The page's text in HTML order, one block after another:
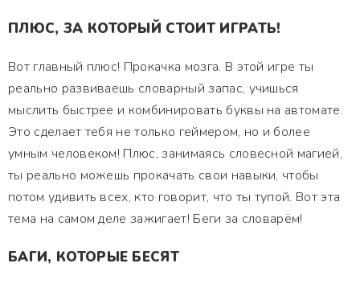
ПЛЮС, ЗА КОТОРЫЙ СТОИТ ИГРАТЬ!
Вот главный плюс! Прокачка мозга. В этой игре ты
реально развиваешь словарный запас, учишься
мыслить быстрее и комбинировать буквы на автомате.
Это сделает тебя не только геймером, но и более
умным человеком! Плюс, занимаясь словесной магией,
ты реально можешь прокачать свои навыки, чтобы
потом удивить всех, кто говорит, что ты тупой. Вот эта
тема на самом деле зажигает! Беги за словарём!
БАГИ, КОТОРЫЕ БЕСЯТ